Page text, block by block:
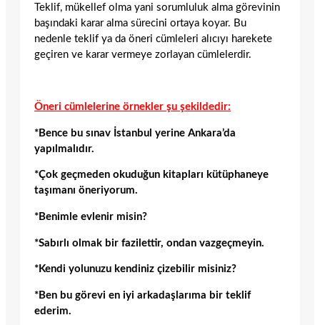
Teklif, mükellef olma yani sorumluluk alma görevinin
başındaki karar alma sürecini ortaya koyar. Bu
nedenle teklif ya da öneri cümleleri alıcıyı harekete
geçiren ve karar vermeye zorlayan cümlelerdir.
Öneri cümlelerine örnekler şu şekildedir:
*Bence bu sınav İstanbul yerine Ankara’da
yapılmalıdır.
*Çok geçmeden okuduğun kitapları kütüphaneye
taşımanı öneriyorum.
*Benimle evlenir misin?
*Sabırlı olmak bir fazilettir, ondan vazgeçmeyin.
*Kendi yolunuzu kendiniz çizebilir misiniz?
*Ben bu görevi en iyi arkadaşlarıma bir teklif
ederim.